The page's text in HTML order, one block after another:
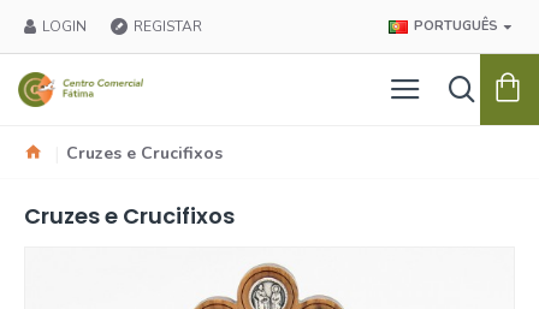
LOGIN REGISTAR PORTUGUÊS
Cruzes e Crucifixos
Cruzes e Crucifixos